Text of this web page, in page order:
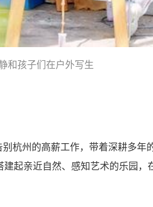
和孩子们在户外写生
杭州的高薪工作，带着深耕多年
起亲近自然、感知艺术的乐园，